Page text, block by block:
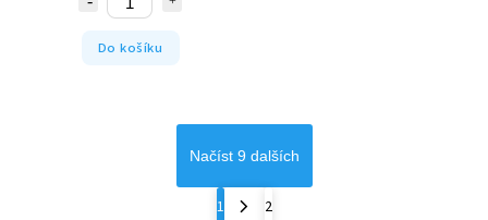
Do košíku
Načíst 9 dalších
1
2